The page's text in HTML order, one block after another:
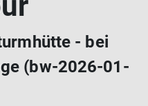
- bei
(bw-2026-01-